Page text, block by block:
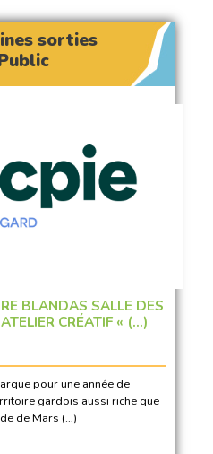
sorties
BLANDAS SALLE DES
CRÉATIF « (…)
pour une année de
gardois aussi riche que
de Mars (…)